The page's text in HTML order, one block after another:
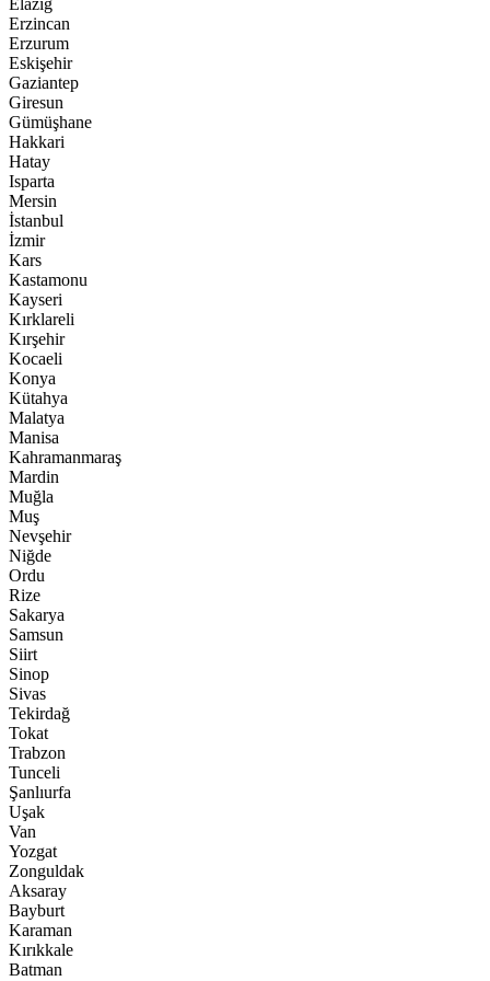
Elazığ
Erzincan
Erzurum
Eskişehir
Gaziantep
Giresun
Gümüşhane
Hakkari
Hatay
Isparta
Mersin
İstanbul
İzmir
Kars
Kastamonu
Kayseri
Kırklareli
Kırşehir
Kocaeli
Konya
Kütahya
Malatya
Manisa
Kahramanmaraş
Mardin
Muğla
Muş
Nevşehir
Niğde
Ordu
Rize
Sakarya
Samsun
Siirt
Sinop
Sivas
Tekirdağ
Tokat
Trabzon
Tunceli
Şanlıurfa
Uşak
Van
Yozgat
Zonguldak
Aksaray
Bayburt
Karaman
Kırıkkale
Batman